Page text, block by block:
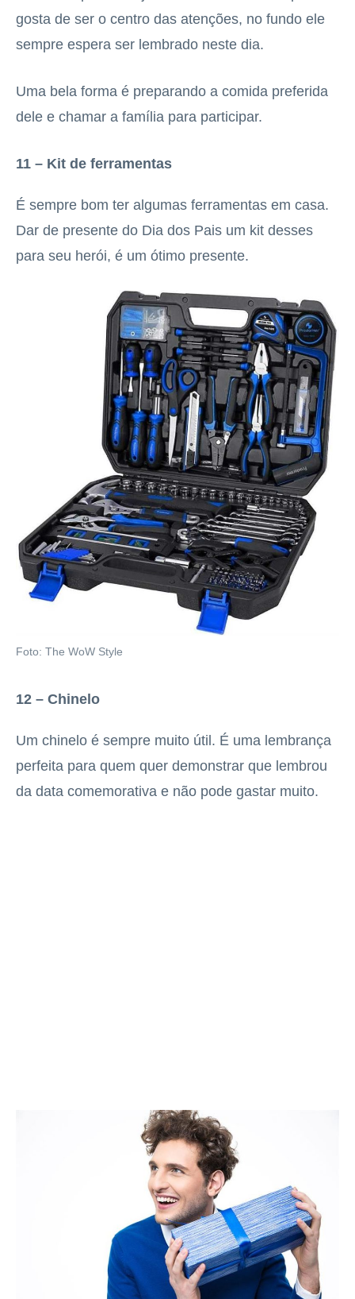
gosta de ser o centro das atenções, no fundo ele
sempre espera ser lembrado neste dia.
Uma bela forma é preparando a comida preferida
dele e chamar a família para participar.
11 – Kit de ferramentas
É sempre bom ter algumas ferramentas em casa.
Dar de presente do Dia dos Pais um kit desses
para seu herói, é um ótimo presente.
Foto: The WoW Style
12 – Chinelo
Um chinelo é sempre muito útil. É uma lembrança
perfeita para quem quer demonstrar que lembrou
da data comemorativa e não pode gastar muito.